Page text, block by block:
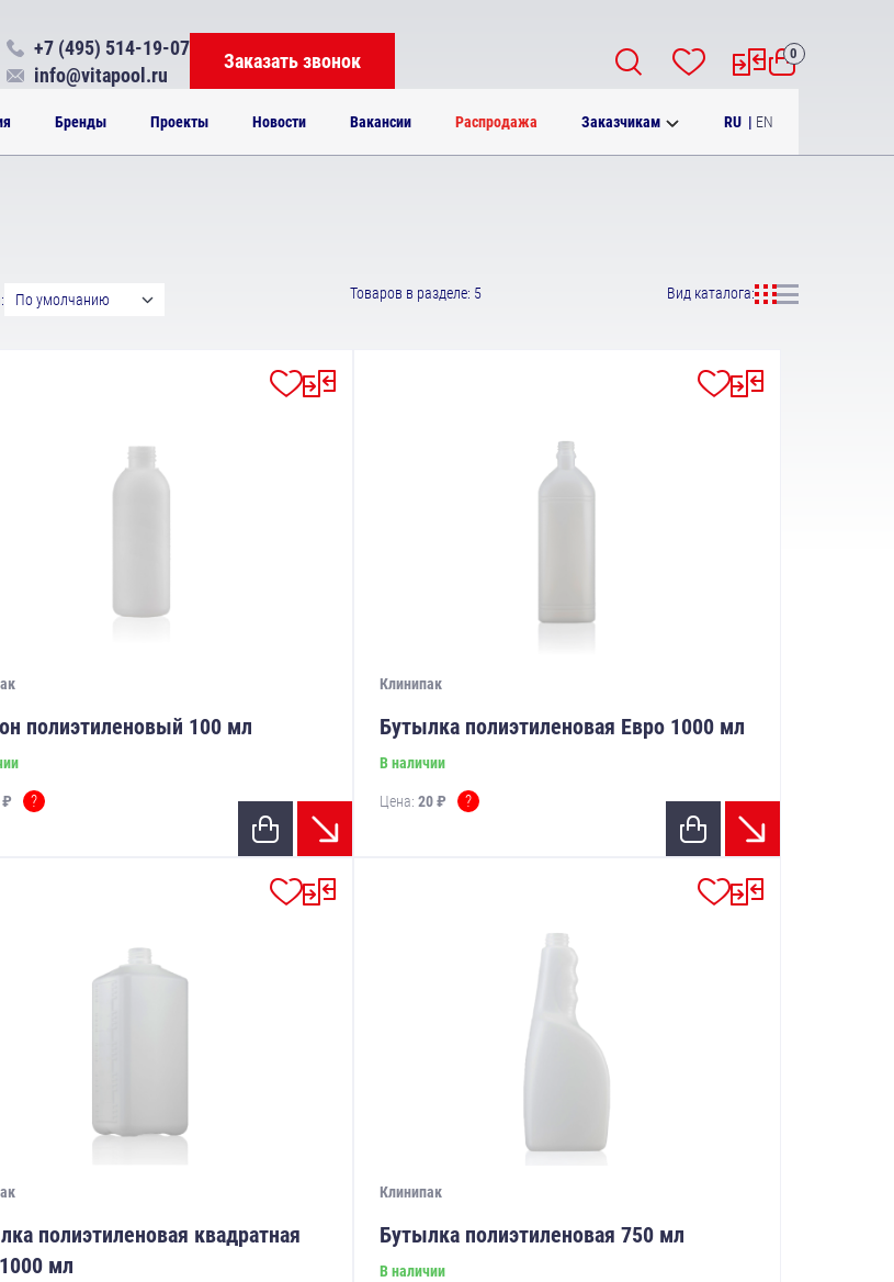
Бренды Проекты Новости Вакансии Распродажа Заказчикам RU | EN
+7 (495) 514-19-07
info@vitapool.ru
Заказать звонок 0
По умолчанию Товаров в разделе: 5 Вид каталога:
полиэтиленовый 100 мл
₽ ?
Клинипак
Бутылка полиэтиленовая Евро 1000 мл
В наличии
Цена: 20 ₽ ?
полиэтиленовая квадратная
мл
Клинипак
Бутылка полиэтиленовая 750 мл
В наличии